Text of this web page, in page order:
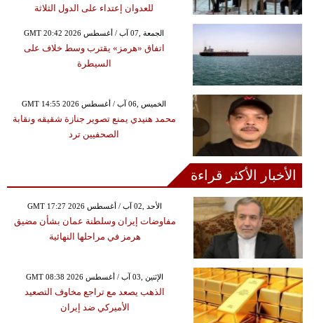
للعدوان إعتداء على الدول الثلاثة
GMT 20:42 2026 الجمعة ,07 آب / أغسطس
اتفاق «هرمز» يقترب وسط خلاف على
السيطرة
GMT 14:55 2026 الخميس ,06 آب / أغسطس
محمد هنيدي يمنع تصوير جنازة شقيقه ونقابة
الصحفيين ترد
الأخبار الأكثر قراءة
GMT 17:27 2026 الأحد ,02 آب / أغسطس
مفاوضات إيران وسلطنة عمان بشأن مضيق
هرمز في مراحلها النهائية
GMT 08:38 2026 الإثنين ,03 آب / أغسطس
الذهب يصعد مع تراجع مخاوف التصعيد
الأميركي ضد إيران